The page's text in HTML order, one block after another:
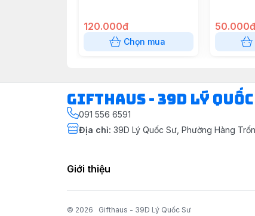
120.000đ
Chọn mua
50.000đ
Gifthaus - 39D Lý Quốc
091 556 6591
Địa chỉ: 39D Lý Quốc Sư, Phường Hàng
Giới thiệu
© 2026 Gifthaus - 39D Lý Quốc Sư